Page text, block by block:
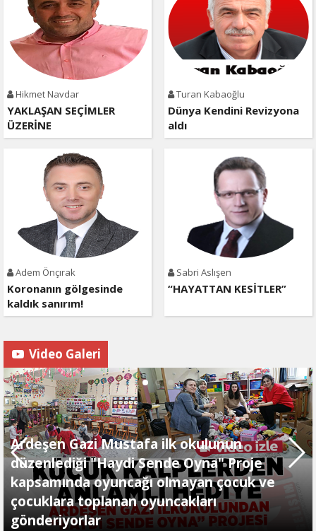
Hikmet Navdar
YAKLAŞAN SEÇİMLER
ÜZERİNE
Turan Kabaoğlu
Dünya Kendini Revizyona
aldı
Adem Önçırak
Koronanın gölgesinde
kaldık sanırım!
Sabri Aslışen
“HAYATTAN KESİTLER”
Video Galeri
Ardeşen Gazi Mustafa ilk okulunun
düzenlediği "Haydi Sende Oyna" Proje
kapsamında oyuncağı olmayan çocuk ve
çocuklara toplanan oyuncakları
gönderiyorlar